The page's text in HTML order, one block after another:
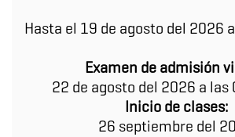
Hasta el 19 de agosto del 2026
Examen de admisión
22 de agosto del 2026 a las
Inicio de clases:
26 septiembre del